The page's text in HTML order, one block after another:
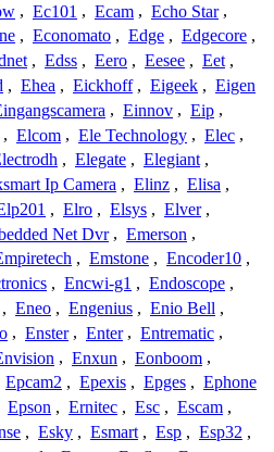
, Ec101 , Ecam , Echo Star ,
, Economato , Edge , Edgecore ,
, Edss , Eero , Eesee , Eet ,
, Ehea , Eickhoff , Eigeek , Eigen
, Einnov , Eip ,
, Elcom , Ele Technology , Elec ,
, Elegate , Elegiant ,
Ip Camera , Elinz , Elisa ,
, Elro , Elsys , Elver ,
Net Dvr , Emerson ,
, Emstone , Encoder10 ,
, Encwi-g1 , Endoscope ,
, Eneo , Engenius , Enio Bell ,
, Enster , Enter , Entrematic ,
, Enxun , Eonboom ,
Epcam2 , Epexis , Epges , Ephone
Epson , Ernitec , Esc , Escam ,
, Esky , Esmart , Esp , Esp32 ,